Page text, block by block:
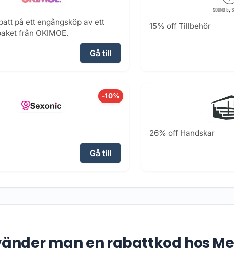
på ett engångsköp av ett
från OKIMOE.
Gå till
15% off Tillbehör
-10%
Gå till
26% off Handskar
man en rabattkod hos